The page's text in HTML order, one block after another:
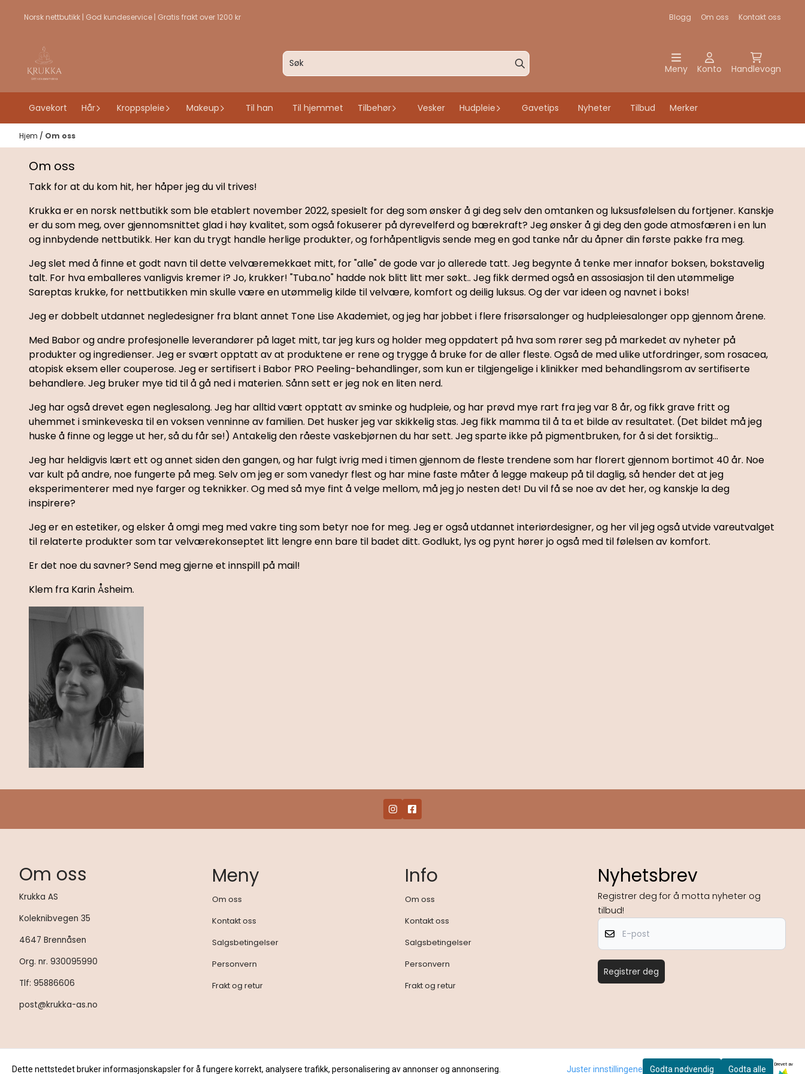
Hopp til innhold
Norsk nettbutikk | God kundeservice | Gratis frakt over 1200 kr Blogg Om oss Kontakt oss
Meny Konto Handlevogn
Gavekort Hår Kroppspleie Makeup Til han Til hjemmet Tilbehør Vesker Hudpleie Gavetips Nyheter Tilbud Merker
Hjem / Om oss
Om oss
Takk for at du kom hit, her håper jeg du vil trives!
Krukka er en norsk nettbutikk som ble etablert november 2022, spesielt for deg som ønsker å gi deg selv den omtanken og luksusfølelsen du fortjener. Kanskje
er du som meg, over gjennomsnittet glad i høy kvalitet, som også fokuserer på dyrevelferd og bærekraft? Jeg ønsker å gi deg den gode atmosfæren i en lun
og innbydende nettbutikk. Her kan du trygt handle herlige produkter, og forhåpentligvis sende meg en god tanke når du åpner din første pakke fra meg.
Jeg slet med å finne et godt navn til dette velværemekkaet mitt, for "alle" de gode var jo allerede tatt. Jeg begynte å tenke mer innafor boksen, bokstavelig
talt. For hva emballeres vanligvis kremer i? Jo, krukker! "Tuba.no" hadde nok blitt litt mer søkt.. Jeg fikk dermed også en assosiasjon til den utømmelige
Sareptas krukke, for nettbutikken min skulle være en utømmelig kilde til velvære, komfort og deilig luksus. Og der var ideen og navnet i boks!
Jeg er dobbelt utdannet negledesigner fra blant annet Tone Lise Akademiet, og jeg har jobbet i flere frisørsalonger og hudpleiesalonger opp gjennom årene.
Med Babor og andre profesjonelle leverandører på laget mitt, tar jeg kurs og holder meg oppdatert på hva som rører seg på markedet av nyheter på
produkter og ingredienser. Jeg er svært opptatt av at produktene er rene og trygge å bruke for de aller fleste. Også de med ulike utfordringer, som rosacea,
atopisk eksem eller couperose. Jeg er sertifisert i Babor PRO Peeling-behandlinger, som kun er tilgjengelige i klinikker med behandlingsrom av sertifiserte
behandlere. Jeg bruker mye tid til å gå ned i materien. Sånn sett er jeg nok en liten nerd.
Jeg har også drevet egen neglesalong. Jeg har alltid vært opptatt av sminke og hudpleie, og har prøvd mye rart fra jeg var 8 år, og fikk grave fritt og
uhemmet i sminkeveska til en voksen venninne av familien. Det husker jeg var skikkelig stas. Jeg fikk mamma til å ta et bilde av resultatet. (Det bildet må jeg
huske å finne og legge ut her, så du får se!) Antakelig den råeste vaskebjørnen du har sett. Jeg sparte ikke på pigmentbruken, for å si det forsiktig...
Jeg har heldigvis lært ett og annet siden den gangen, og har fulgt ivrig med i timen gjennom de fleste trendene som har florert gjennom bortimot 40 år. Noe
var kult på andre, noe fungerte på meg. Selv om jeg er som vanedyr flest og har mine faste måter å legge makeup på til daglig, så hender det at jeg
eksperimenterer med nye farger og teknikker. Og med så mye fint å velge mellom, må jeg jo nesten det! Du vil få se noe av det her, og kanskje la deg
inspirere?
Jeg er en estetiker, og elsker å omgi meg med vakre ting som betyr noe for meg. Jeg er også utdannet interiørdesigner, og her vil jeg også utvide vareutvalget
til relaterte produkter som tar velværekonseptet litt lengre enn bare til badet ditt. Godlukt, lys og pynt hører jo også med til følelsen av komfort.
Er det noe du savner? Send meg gjerne et innspill på mail!
Klem fra Karin Åsheim.
Om oss
Krukka AS
Koleknibvegen 35
4647 Brennåsen
Org. nr. 930095990
Tlf: 95886606
post@krukka-as.no
Meny
Om oss
Kontakt oss
Salgsbetingelser
Personvern
Frakt og retur
Info
Om oss
Kontakt oss
Salgsbetingelser
Personvern
Frakt og retur
Nyhetsbrev
Registrer deg for å motta nyheter og
tilbud!
E-post
Registrer deg
Dette nettstedet bruker informasjonskapsler for å fungere korrekt, analysere trafikk, personalisering av annonser og annonsering. Juster innstillingene Godta nødvendig Godta alle
Drevet av